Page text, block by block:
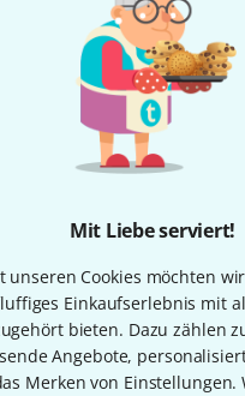
Mit Liebe serviert!
unseren Cookies möchten
Einkaufserlebnis mit
bieten. Dazu zählen
Angebote,
Merken von Einstellungen.